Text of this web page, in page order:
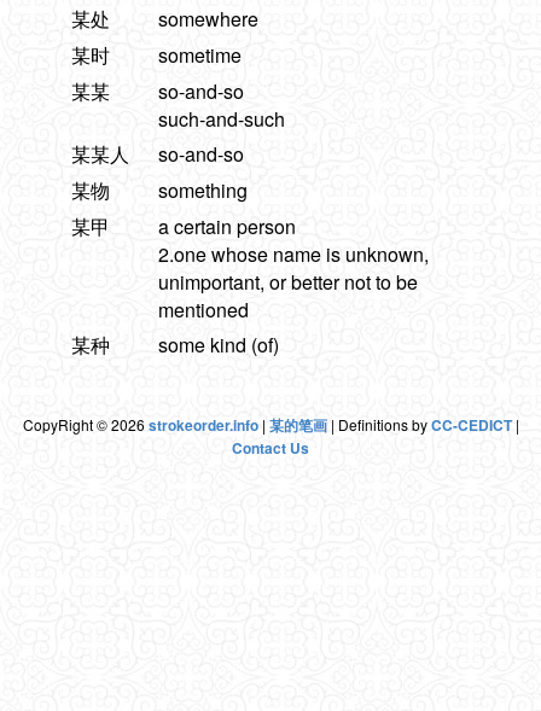
某处
somewhere
某时
sometime
某某
so-and-so
such-and-such
某某人
so-and-so
某物
something
某甲
a certain person
2.one whose name is unknown,
unimportant, or better not to be
mentioned
某种
some kind (of)
CopyRight © 2026 strokeorder.info| 某的笔画| Definitions byCC-CEDICT|
Contact Us